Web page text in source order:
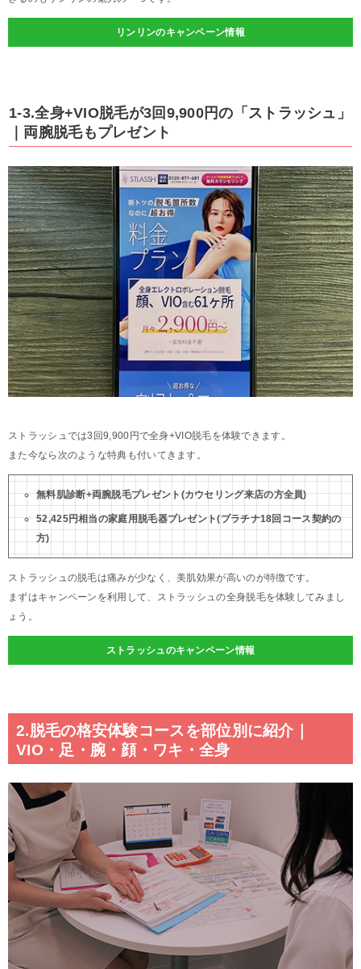
リンリンのキャンペーン情報
1-3.全身+VIO脱毛が3回9,900円の「ストラッシュ」
｜両腕脱毛もプレゼント
ストラッシュでは3回9,900円で全身+VIO脱毛を体験できます。
また今なら次のような特典も付いてきます。
無料肌診断+両腕脱毛プレゼント(カウセリング来店の方全員)
52,425円相当の家庭用脱毛器プレゼント(プラチナ18回コース契約の
方)
ストラッシュの脱毛は痛みが少なく、美肌効果が高いのが特徴です。
まずはキャンペーンを利用して、ストラッシュの全身脱毛を体験してみまし
ょう。
ストラッシュのキャンペーン情報
2.脱毛の格安体験コースを部位別に紹介｜
VIO・足・腕・顔・ワキ・全身